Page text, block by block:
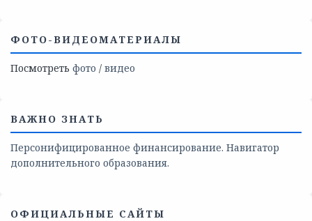
ФОТО-ВИДЕОМАТЕРИАЛЫ
Посмотреть фото / видео
ВАЖНО ЗНАТЬ
Персонифицированное финансирование. Навигатор
дополнительного образования.
ОФИЦИАЛЬНЫЕ САЙТЫ